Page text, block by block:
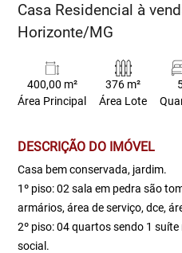
Casa Residencial à
Horizonte/MG
400,00 m²
Área Principal
376 m²
Área Lote
DESCRIÇÃO DO IMÓVEL
Casa bem conservada, jardim.
1º piso: 02 sala em pedra são
armários, área de serviço, dce,
2º piso: 04 quartos sendo 1
social.